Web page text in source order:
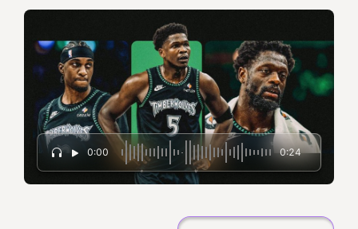
0:00 0:24